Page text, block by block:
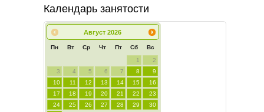
Календарь занятости
Август 2026
Пн Вт Ср Чт Пт Сб Вс
1
2
3
4 5 6 7 8
9
10
11 12 13 14 15
16
17
18 19 20 21 22
23
24
25 26 27 28 29 30